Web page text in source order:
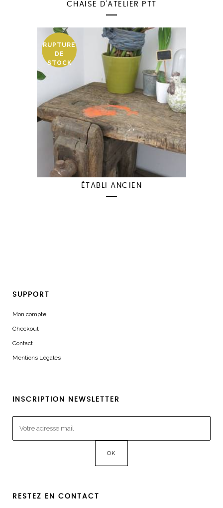
CHAISE D’ATELIER PTT
RUPTURE
DE
STOCK
ÉTABLI ANCIEN
SUPPORT
Mon compte
Checkout
Contact
Mentions Légales
INSCRIPTION NEWSLETTER
RESTEZ EN CONTACT